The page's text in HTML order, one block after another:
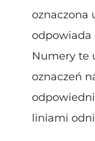
oznaczona
odpowiada
Numery te
oznaczeń
liniami